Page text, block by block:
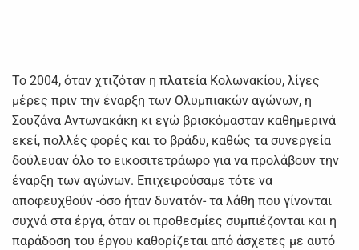
Το 2004, όταν χτιζόταν η πλατεία Κολωνακίου, λίγες
μέρες πριν την έναρξη των Ολυμπιακών αγώνων, η
Σουζάνα Αντωνακάκη κι εγώ βρισκόμασταν καθημερινά
εκεί, πολλές φορές και το βράδυ, καθώς τα συνεργεία
δούλευαν όλο το εικοσιτετράωρο για να προλάβουν την
έναρξη των αγώνων. Επιχειρούσαμε τότε να
αποφευχθούν -όσο ήταν δυνατόν- τα λάθη που γίνονται
συχνά στα έργα, όταν οι προθεσμίες συμπιέζονται και η
παράδοση του έργου καθορίζεται από άσχετες με αυτό